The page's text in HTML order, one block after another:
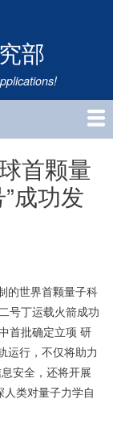
部
首颗量
成功发
的世界首颗量子科
号丁运载火箭成功
首批确定立项 研
运行，不仅将助力
安全，还将开展
类对量子力学自